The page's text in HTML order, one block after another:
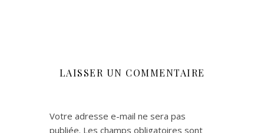
LAISSER UN COMMENTAIRE
Votre adresse e-mail ne sera pas
publiée. Les champs obligatoires sont